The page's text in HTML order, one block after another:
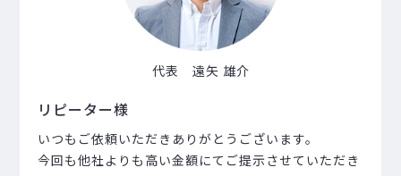
代表 遠矢 雄介
リピーター様
いつもご依頼いただきありがとうございます。
今回も他社よりも高い金額にてご提示させていただき